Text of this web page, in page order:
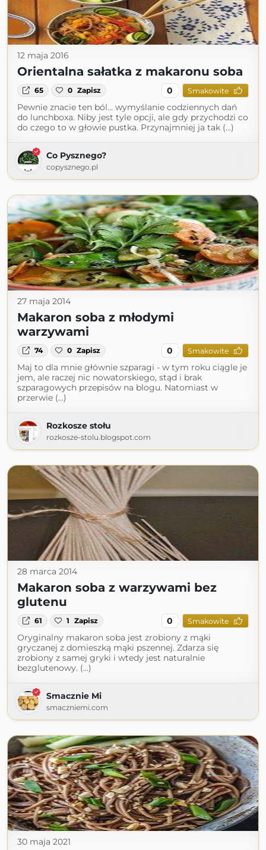
12 maja 2016
Orientalna sałatka z makaronu soba
65 0 Zapisz 0 Smakowite
Pewnie znacie ten ból… wymyślanie codziennych dań
do lunchboxa. Niby jest tyle opcji, ale gdy przychodzi co
do czego to w głowie pustka. Przynajmniej ja tak (...)
Co Pysznego?
copysznego.pl
27 maja 2014
Makaron soba z młodymi
warzywami
74 0 Zapisz 0 Smakowite
Maj to dla mnie głównie szparagi - w tym roku ciągle je
jem, ale raczej nic nowatorskiego, stąd i brak
szparagowych przepisów na blogu. Natomiast w
przerwie (...)
Rozkosze stołu
rozkosze-stolu.blogspot.com
28 marca 2014
Makaron soba z warzywami bez
glutenu
61 1 Zapisz 0 Smakowite
Oryginalny makaron soba jest zrobiony z mąki
gryczanej z domieszką mąki pszennej. Zdarza się
zrobiony z samej gryki i wtedy jest naturalnie
bezglutenowy. (...)
Smacznie Mi
smaczniemi.com
30 maja 2021